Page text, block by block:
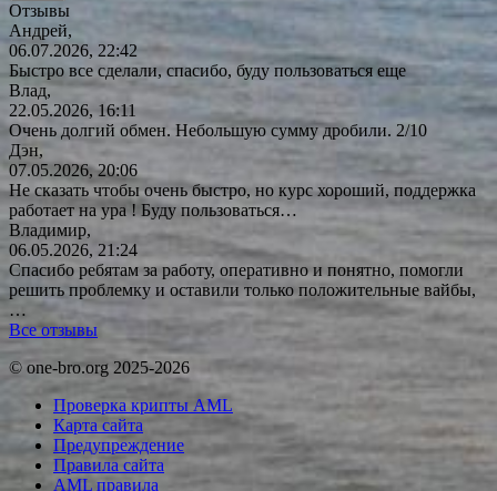
Отзывы
Андрей,
06.07.2026, 22:42
Быстро все сделали, спасибо, буду пользоваться еще
Влад,
22.05.2026, 16:11
Очень долгий обмен. Небольшую сумму дробили. 2/10
Дэн,
07.05.2026, 20:06
Не сказать чтобы очень быстро, но курс хороший, поддержка
работает на ура ! Буду пользоваться…
Владимир,
06.05.2026, 21:24
Спасибо ребятам за работу, оперативно и понятно, помогли
решить проблемку и оставили только положительные вайбы,
…
Все отзывы
© one-bro.org 2025-2026
Проверка крипты AML
Карта сайта
Предупреждение
Правила сайта
AML правила